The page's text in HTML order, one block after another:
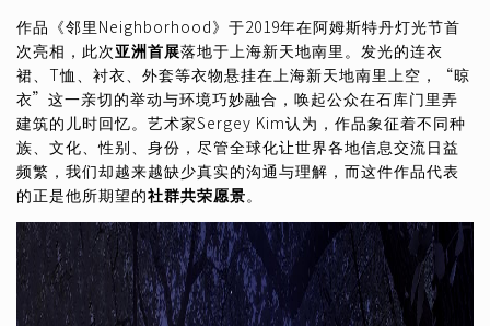
作品《邻里Neighborhood》于2019年在阿姆斯特丹灯光节首
次亮相，此次亚洲首展落地于上海新天地南里。发光的连衣
裙、T恤、衬衣、外套等衣物悬挂在上海新天地南里上空，“晾
衣”这一亲切的举动与环境巧妙融合，唤起公众在石库门里弄
建筑的儿时回忆。艺术家Sergey Kim认为，作品象征着不同种
族、文化、性别、身份，尽管全球化让世界各地信息交流日益
频繁，我们却越来越缺少真实的沟通与理解，而这件作品代表
的正是他所期望的社群共荣愿景。